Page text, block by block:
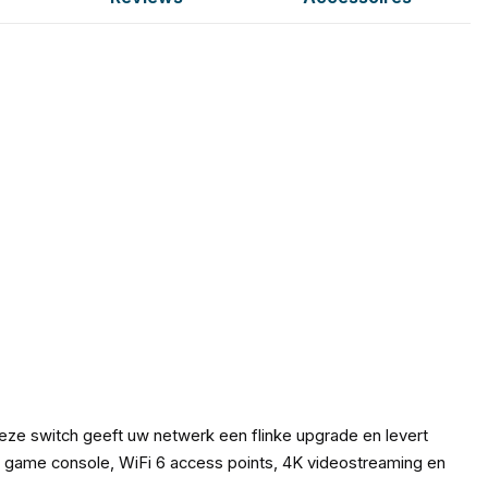
switch geeft uw netwerk een flinke upgrade en levert
console, WiFi 6 access points, 4K videostreaming en